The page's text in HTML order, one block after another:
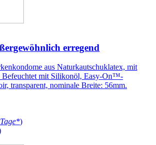
erregend
aus Naturkautschuklatex, mit
Befeuchtet mit Silikonöl, Easy-On™-
transparent, nominale Breite: 56mm.
)